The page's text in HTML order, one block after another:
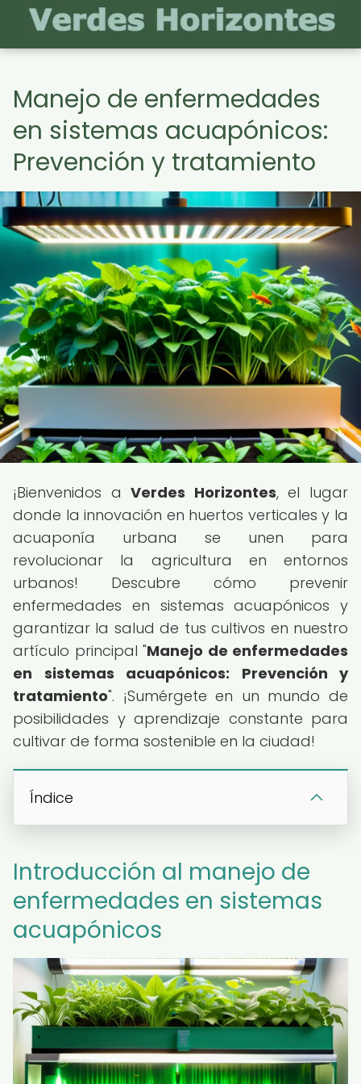
Manejo de enfermedades
en sistemas acuapónicos:
Prevención y tratamiento
¡Bienvenidos aVerdes Horizontes, el lugar
donde la innovación en huertos verticales y la
acuaponía urbana se unen para
revolucionar la agricultura en entornos
urbanos! Descubre cómo prevenir
enfermedades en sistemas acuapónicos y
garantizar la salud de tus cultivos en nuestro
artículo principal "Manejo de enfermedades
en sistemas acuapónicos: Prevención y
tratamiento". ¡Sumérgete en un mundo de
posibilidades y aprendizaje constante para
cultivar de forma sostenible en la ciudad!
Índice
Introducción al manejo de
enfermedades en sistemas
acuapónicos